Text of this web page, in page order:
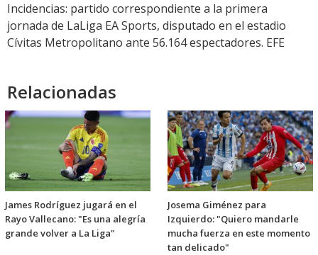
Incidencias: partido correspondiente a la primera
jornada de LaLiga EA Sports, disputado en el estadio
Cívitas Metropolitano ante 56.164 espectadores. EFE
Relacionadas
James Rodríguez jugará en el
Rayo Vallecano: "Es una alegría
grande volver a La Liga"
Josema Giménez para
Izquierdo: "Quiero mandarle
mucha fuerza en este momento
tan delicado"